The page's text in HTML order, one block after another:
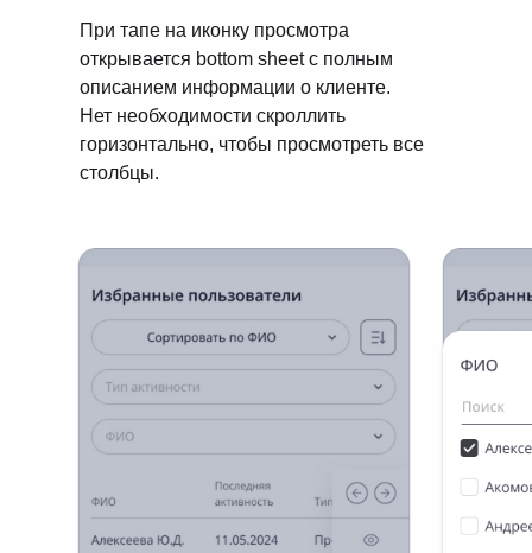
При тапе на иконку просмотра
открывается bottom sheet с полным
описанием информации о клиенте.
Нет необходимости скроллить
горизонтально, чтобы просмотреть все
столбцы.